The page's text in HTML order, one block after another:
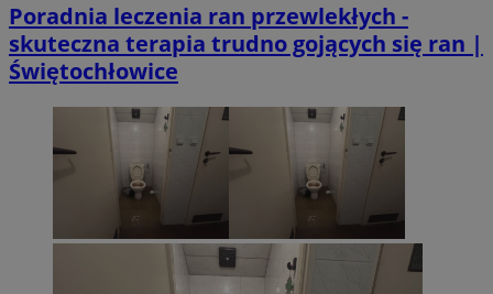
Poradnia leczenia ran przewlekłych -
skuteczna terapia trudno gojących się ran |
Świętochłowice